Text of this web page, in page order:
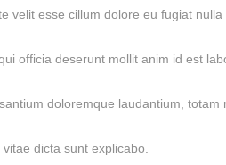
velit esse cillum dolore eu fugiat nulla
officia deserunt mollit anim id est
doloremque laudantium, totam
dicta sunt explicabo.